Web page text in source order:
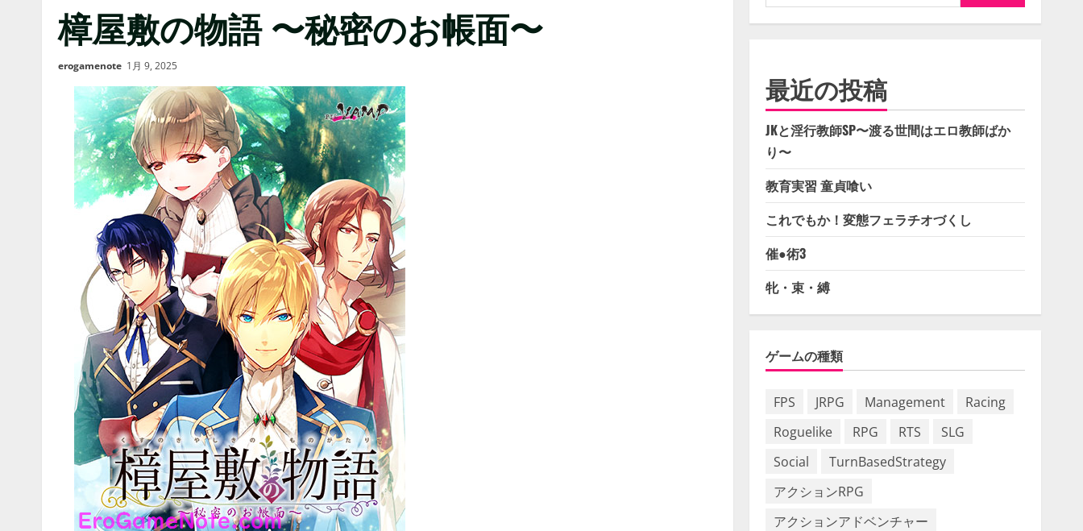
樟屋敷の物語 〜秘密のお帳面〜
erogamenote 1月 9, 2025
索:
最近の投稿
JKと淫行教師SP〜渡る世間はエロ教師ばか
り〜
教育実習 童貞喰い
これでもか！変態フェラチオづくし
催●術3
牝・束・縛
ゲームの種類
FPS JRPG Management
Racing
Roguelike
RPG RTS
SLG
Social
TurnBasedStrategy
アクションRPG
アクションアドベンチャー